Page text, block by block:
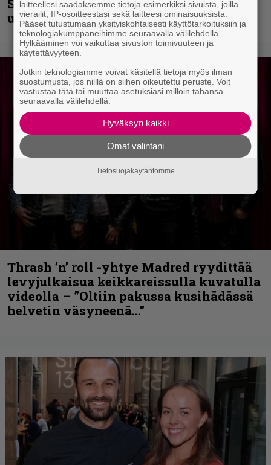
Shining hyppäsi keskelle kinoksia
uudella videollaan
Thrash ’n’ roll -yhtye Madred ryydittää
levyjulkaisua keikkareissulla kuvatulla
videolla – ”Oltiin pakussa kusihädässä
helvetin väsyneenä…”
laitteellesi saadaksemme tietoja esimerkiksi sivuista, joilla
vierailit, IP-osoitteestasi sekä laitteesi ominaisuuksista.
Pääset tutustumaan yksityiskohtaisesti käyttötarkoituksiin ja
teknologiakumppaneihimme seuraavalla välilehdellä.
Hylkääminen voi vaikuttaa sivuston toimivuuteen ja
käytettävyyteen.
Jotkin teknologiamme voivat käsitellä tietoja myös ilman
suostumusta, jos niillä on siihen oikeutettu peruste. Voit
vastustaa tätä tai muuttaa asetuksiasi milloin tahansa
seuraavalla välilehdellä.
Hyväksyn kaikki
Omat valintani
Tietosuojakäytäntömme